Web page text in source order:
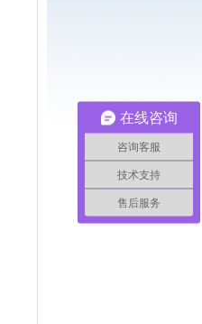
在线咨询
咨询客服
技术支持
售后服务